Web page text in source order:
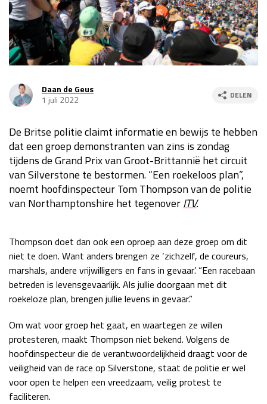
Race
za 13:00 - 15:00
GP VERENIGDE STATEN 2026 23 - 25 okt
Race
zo 21:00 - 23:00
GP MEXICO 2026 30 okt - 01 nov
Kwalificatie
za 22:00 - 23:00
Race
zo 21:00 - 23:00
GP SÃO PAULO 2026 06 - 08 nov
Kwalificatie
za 19:00 - 20:00
Race
zo 18:00 - 20:00
LAS VEGAS GRAND PRIX 2026 20 - 22 nov
Kwalificatie
Race
zo 05:00 - 07:00
GP QATAR 2026
GP ABU DHABI 2026 04 - 06 dec
Kwalificatie
za 15:00 - 16:00
Race
zo 14:00 - 16:00
Daan de Geus
1 juli 2022
DELEN
De Britse politie claimt informatie en bewijs te hebben
dat een groep demonstranten van zins is zondag
tijdens de Grand Prix van Groot-Brittannië het circuit
van Silverstone te bestormen. “Een roekeloos plan”,
noemt hoofdinspecteur Tom Thompson van de politie
van Northamptonshire het tegenoverITV.
Thompson doet dan ook een oproep aan deze groep om dit
niet te doen. Want anders brengen ze ‘zichzelf, de coureurs,
marshals, andere vrijwilligers en fans in gevaar’. “Een racebaan
betreden is levensgevaarlijk. Als jullie doorgaan met dit
roekeloze plan, brengen jullie levens in gevaar.”
Om wat voor groep het gaat, en waartegen ze willen
protesteren, maakt Thompson niet bekend. Volgens de
hoofdinspecteur die de verantwoordelijkheid draagt voor de
veiligheid van de race op Silverstone, staat de politie er wel
voor open te helpen een vreedzaam, veilig protest te
faciliteren.